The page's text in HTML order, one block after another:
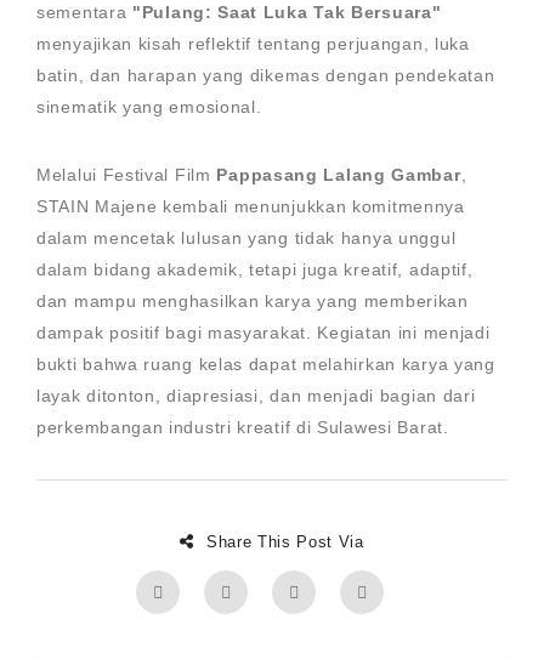
sementara "Pulang: Saat Luka Tak Bersuara"
menyajikan kisah reflektif tentang perjuangan, luka
batin, dan harapan yang dikemas dengan pendekatan
sinematik yang emosional.
Melalui Festival Film Pappasang Lalang Gambar,
STAIN Majene kembali menunjukkan komitmennya
dalam mencetak lulusan yang tidak hanya unggul
dalam bidang akademik, tetapi juga kreatif, adaptif,
dan mampu menghasilkan karya yang memberikan
dampak positif bagi masyarakat. Kegiatan ini menjadi
bukti bahwa ruang kelas dapat melahirkan karya yang
layak ditonton, diapresiasi, dan menjadi bagian dari
perkembangan industri kreatif di Sulawesi Barat.
Share This Post Via